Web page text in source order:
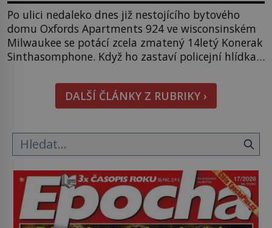
Po ulici nedaleko dnes již nestojícího bytového
domu Oxfords Apartments 924 ve wisconsinském
Milwaukee se potácí zcela zmatený 14letý Konerak
Sinthasomphone. Když ho zastaví policejní hlídka,
Strážníci ho dopraví zpět do udaného bytu. Oním
„kamarádem“ je ovšem jeden z nejslavnějších
vrahů, Jeffrey Dahmer (1960–1994). Je 27. května
DALŠÍ ČLÁNKY Z RUBRIKY ›